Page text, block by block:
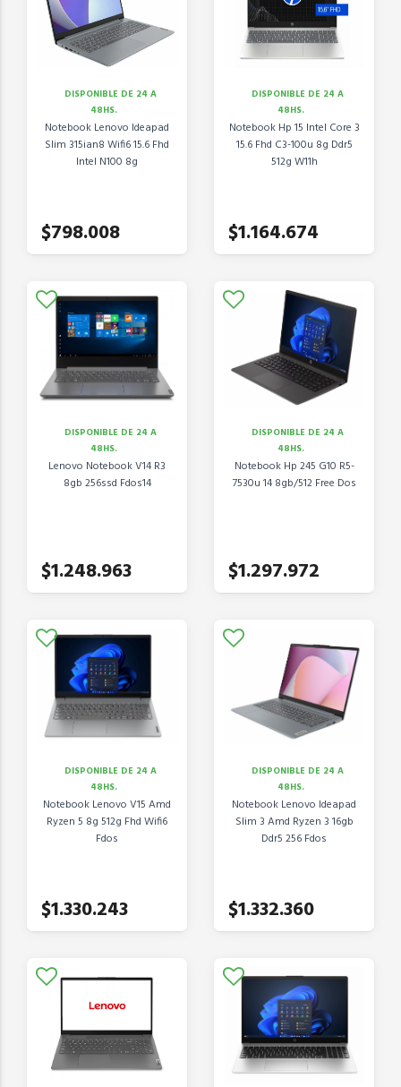
DISPONIBLE DE 24 A
48HS.
Notebook Lenovo Ideapad
Slim 315ian8 Wifi6 15.6 Fhd
Intel N100 8g
$798.008
DISPONIBLE DE 24 A
48HS.
Notebook Hp 15 Intel Core 3
15.6 Fhd C3-100u 8g Ddr5
512g W11h
$1.164.674
DISPONIBLE DE 24 A
48HS.
Lenovo Notebook V14 R3
8gb 256ssd Fdos14
$1.248.963
DISPONIBLE DE 24 A
48HS.
Notebook Hp 245 G10 R5-
7530u 14 8gb/512 Free Dos
$1.297.972
DISPONIBLE DE 24 A
48HS.
Notebook Lenovo V15 Amd
Ryzen 5 8g 512g Fhd Wifi6
Fdos
$1.330.243
DISPONIBLE DE 24 A
48HS.
Notebook Lenovo Ideapad
Slim 3 Amd Ryzen 3 16gb
Ddr5 256 Fdos
$1.332.360